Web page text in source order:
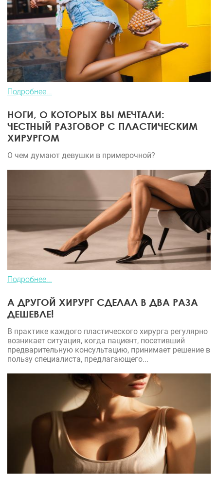
Подробнее...
НОГИ, О КОТОРЫХ ВЫ МЕЧТАЛИ:
ЧЕСТНЫЙ РАЗГОВОР С ПЛАСТИЧЕСКИМ
ХИРУРГОМ
О чем думают девушки в примерочной?
Подробнее...
А ДРУГОЙ ХИРУРГ СДЕЛАЛ В ДВА РАЗА
ДЕШЕВЛЕ!
В практике каждого пластического хирурга регулярно
возникает ситуация, когда пациент, посетивший
предварительную консультацию, принимает решение в
пользу специалиста, предлагающего...